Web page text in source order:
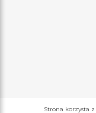
Strona korzysta